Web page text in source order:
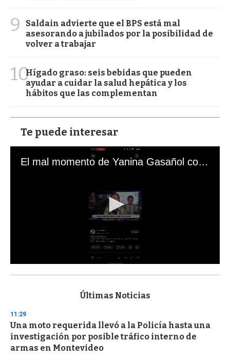
9
Saldain advierte que el BPS está mal
asesorando a jubilados por la posibilidad de
volver a trabajar
10Hígado graso: seis bebidas que pueden
ayudar a cuidar la salud hepática y los
hábitos que las complementan
Te puede interesar
El mal momento de Yanina Gasañol con un hincha argentino en "Subrayado"
s
d
s
o
f
3
Últimas Noticias
11:29
Una moto requerida llevó a la Policía hasta una
investigación por posible tráfico interno de
armas en Montevideo